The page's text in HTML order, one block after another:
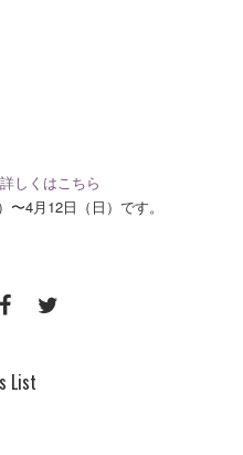
詳しくはこちら
〜4月12日（日）です。
List